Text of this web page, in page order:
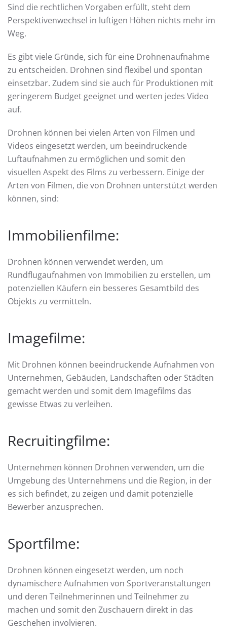
Sind die rechtlichen Vorgaben erfüllt, steht dem
Perspektivenwechsel in luftigen Höhen nichts mehr im
Weg.
Es gibt viele Gründe, sich für eine Drohnenaufnahme
zu entscheiden. Drohnen sind flexibel und spontan
einsetzbar. Zudem sind sie auch für Produktionen mit
geringerem Budget geeignet und werten jedes Video
auf.
Drohnen können bei vielen Arten von Filmen und
Videos eingesetzt werden, um beeindruckende
Luftaufnahmen zu ermöglichen und somit den
visuellen Aspekt des Films zu verbessern. Einige der
Arten von Filmen, die von Drohnen unterstützt werden
können, sind:
Immobilienfilme:
Drohnen können verwendet werden, um
Rundflugaufnahmen von Immobilien zu erstellen, um
potenziellen Käufern ein besseres Gesamtbild des
Objekts zu vermitteln.
Imagefilme:
Mit Drohnen können beeindruckende Aufnahmen von
Unternehmen, Gebäuden, Landschaften oder Städten
gemacht werden und somit dem Imagefilms das
gewisse Etwas zu verleihen.
Recruitingfilme:
Unternehmen können Drohnen verwenden, um die
Umgebung des Unternehmens und die Region, in der
es sich befindet, zu zeigen und damit potenzielle
Bewerber anzusprechen.
Sportfilme:
Drohnen können eingesetzt werden, um noch
dynamischere Aufnahmen von Sportveranstaltungen
und deren Teilnehmerinnen und Teilnehmer zu
machen und somit den Zuschauern direkt in das
Geschehen involvieren.